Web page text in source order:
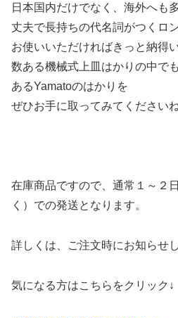
日本国内だけでなく、海外へも
丈夫で長持ちの代名詞がつくロ
お使いいただければきっと納得
数ある機械式上皿はかりの中でも
あるYamatoのはかりを
ぜひお手に取ってみてください
在庫商品ですので、通常１～２
く）での発送となります。
詳しくは、ご注文時にお知らせし
気になる方はこちらをクリック↓